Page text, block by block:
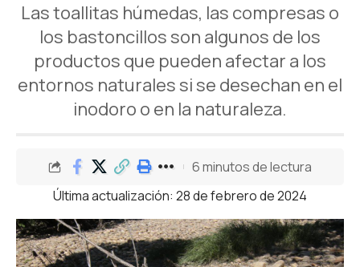
Las toallitas húmedas, las compresas o
los bastoncillos son algunos de los
productos que pueden afectar a los
entornos naturales si se desechan en el
inodoro o en la naturaleza.
Última actualización: 28 de febrero de 2024
6 minutos de lectura